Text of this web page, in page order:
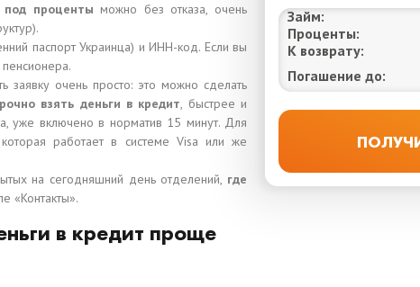
Займ:
Проценты:
К возврату:
Погашение до:
под проценты можно без отказа, очень
паспорт Украинца) и ИНН-код. Если вы
заявку очень просто: это можно сделать
взять деньги в кредит, быстрее и
уже включено в норматив 15 минут. Для
работает в системе Visa или же
на сегодняшний день отделений, где
«Контакты».
в кредит проще